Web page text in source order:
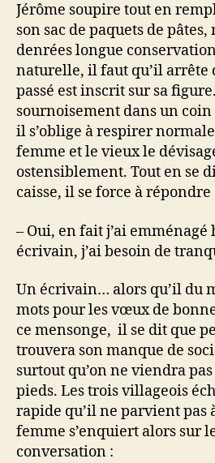
Jérôme soupire tout en
son sac de paquets de
denrées longue
naturelle, il faut qu’il arrête
passé est inscrit sur sa
sournoisement dans un
il s’oblige à respirer
femme et le vieux le
ostensiblement. Tout en se
caisse, il se force à répondre
– Oui, en fait j’ai emménagé
écrivain, j’ai besoin de
Un écrivain… alors qu’il du
mots pour les vœux de
ce mensonge, il se dit que
trouvera son manque de
surtout qu’on ne viendra
pieds. Les trois villageois
rapide qu’il ne parvient pas
femme s’enquiert alors sur
conversation :